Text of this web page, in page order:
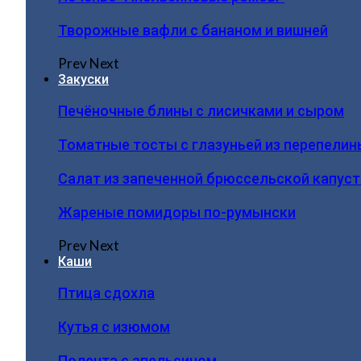
Творожные вафли с бананом и вишней
PrevNext
Закуски
Печёночные блины с лисичками и сыром
Томатные тосты с глазуньей из
Салат из запеченной брюссельской
Жареные помидоры по-румынски
PrevNext
Каши
Птица сдохла
Кутья с изюмом